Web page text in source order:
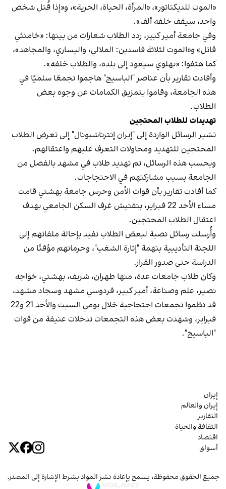
«الموت للديكتاتور»، «المرأة، الحياة، الحرية»، و«إذا قُتل شخص
واحد، سيقف خلفه ألف».
وفي جامعة أمير كبير، ردد الطلاب شعارات من بينها: «خامنئي
قاتل» و«الموت لثلاثة فاسدين: الملالي، واليساري، والمجاهد»،
كما هتفوا: «بهلوي سيعود إلى بلده، والطلاب خلفه».
وأفادت تقارير بأن عناصر "الباسيج" هاجموا تجمعًا سلميًا في
هذه الجامعة، وقاموا بتمزيق الكمامات عن وجوه بعض
الطلاب.
تهديدات للطلاب المحتجين
تشير الرسائل الواردة إلى "إيران إنترناشيونال" إلى تعرض الطلاب
المحتجين للتهديد ومحاولات التعرف عليهم واعتقالهم.
وبحسب هذه الرسائل، تم تهديد طلاب في مشهد بالفصل من
الجامعة بسبب مشاركتهم في الاحتجاجات.
كما أفادت تقارير بأن قوات الأمن وحرس جامعة بهشتي قامت
مساء الأحد 22 فبراير، بتفتيش غرف السكن الجامعي بهدف
اعتقال الطلاب المحتجين.
وأُرسلت رسائل نصية لبعض الطلاب تفيد بإحالة ملفاتهم إلى
اللجنة التأديبية بتهمة "إثارة الشغب"، وحرمانهم مؤقتًا من
الدراسة حتى صدور القرار.
وكان طلاب جامعات عدة، منها طهران، شريف، بهشتي، خواجه
نصير، علم وصناعة، أمير كبير، فردوسي مشهد وسجاد مشهد،
قد نظموا تجمعات احتجاجية خلال يومي السبت والأحد 21 و22
فبراير، وشهدت بعض هذه التجمعات تدخلات عنيفة من قوات
"الباسيج".
إيران
إيران والعالم
التقارير
الثقافة والحياة
اقتصاد
أسواق
جميع الحقوق محفوظة، يسمح بإعادة نشر المواد بشرط الإشارة إلى المصدر.